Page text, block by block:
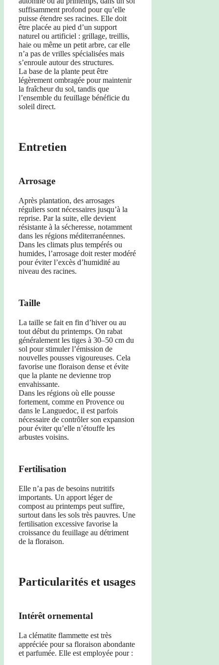
suffisamment profond pour qu’elle
puisse étendre ses racines. Elle doit
être placée au pied d’un support
naturel ou artificiel : grillage, treillis,
haie ou même un petit arbre, car elle
n’a pas de vrilles spécialisées mais
s’enroule autour des structures.
La base de la plante peut être
légèrement ombragée pour maintenir
la fraîcheur du sol, tandis que
l’ensemble du feuillage bénéficie du
soleil direct.
Entretien
Arrosage
Après plantation, des arrosages
réguliers sont nécessaires jusqu’à la
reprise. Par la suite, elle devient
résistante à la sécheresse, notamment
dans les régions méditerranéennes.
Dans les climats plus tempérés ou
humides, l’arrosage doit rester modéré
pour éviter l’excès d’humidité au
niveau des racines.
Taille
La taille se fait en fin d’hiver ou au
tout début du printemps. On rabat
généralement les tiges à 30–50 cm du
sol pour stimuler l’émission de
nouvelles pousses vigoureuses. Cela
favorise une floraison dense et évite
que la plante ne devienne trop
envahissante.
Dans les régions où elle pousse
fortement, comme en Provence ou
dans le Languedoc, il est parfois
nécessaire de contrôler son expansion
pour éviter qu’elle n’étouffe les
arbustes voisins.
Fertilisation
Elle n’a pas de besoins nutritifs
importants. Un apport léger de
compost au printemps peut suffire,
surtout dans les sols très pauvres. Une
fertilisation excessive favorise la
croissance du feuillage au détriment
de la floraison.
Particularités et usages
Intérêt ornemental
La clématite flammette est très
appréciée pour sa floraison abondante
et parfumée. Elle est employée pour :